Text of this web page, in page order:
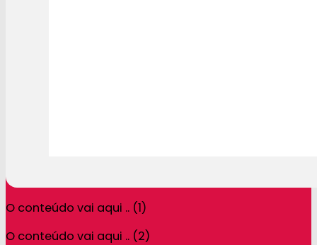
O conteúdo vai aqui .. (1)
O conteúdo vai aqui .. (2)